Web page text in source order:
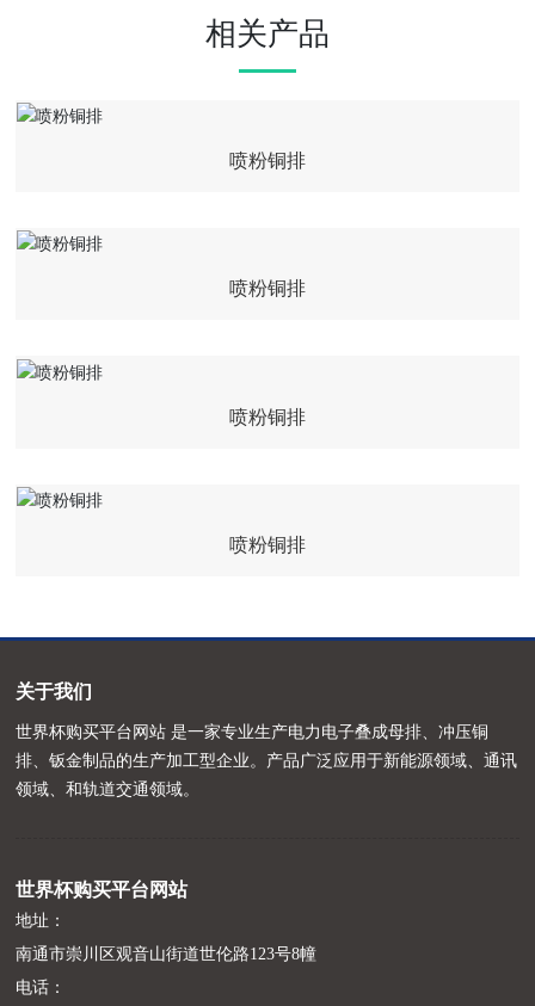
相关产品
喷粉铜排
喷粉铜排
喷粉铜排
喷粉铜排
关于我们
世界杯购买平台网站 是一家专业生产电力电子叠成母排、冲压铜
排、钣金制品的生产加工型企业。产品广泛应用于新能源领域、通讯
领域、和轨道交通领域。
世界杯购买平台网站
地址：
南通市崇川区观音山街道世伦路123号8幢
电话：